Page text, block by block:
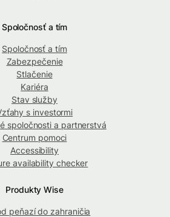
Spoločnosť a tím
Spoločnosť a tím
Zabezpečenie
Stlačenie
Kariéra
Stav služby
s investormi
spoločnosti a partnerstvá
Centrum pomoci
Accessibility
availability checker
Produkty Wise
peňazí do zahraničia